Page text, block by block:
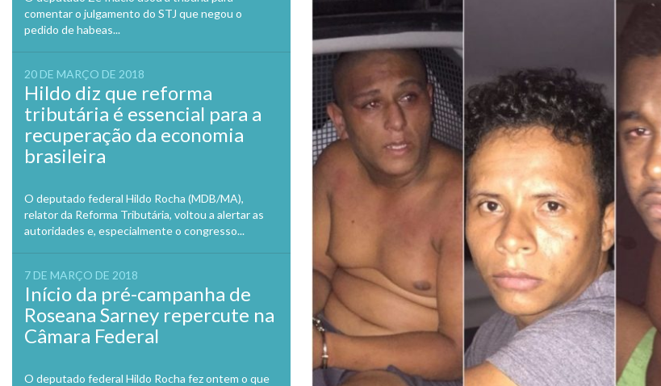
comentar o julgamento do STJ que negou o
pedido de habeas...
20 DE MARÇO DE 2018
Hildo diz que reforma
tributária é essencial para a
recuperação da economia
brasileira
O deputado federal Hildo Rocha (MDB/MA),
relator da Reforma Tributária, voltou a alertar as
autoridades e, especialmente o congresso...
7 DE MARÇO DE 2018
Início da pré-campanha de
Roseana Sarney repercute na
Câmara Federal
O deputado federal Hildo Rocha fez ontem o que